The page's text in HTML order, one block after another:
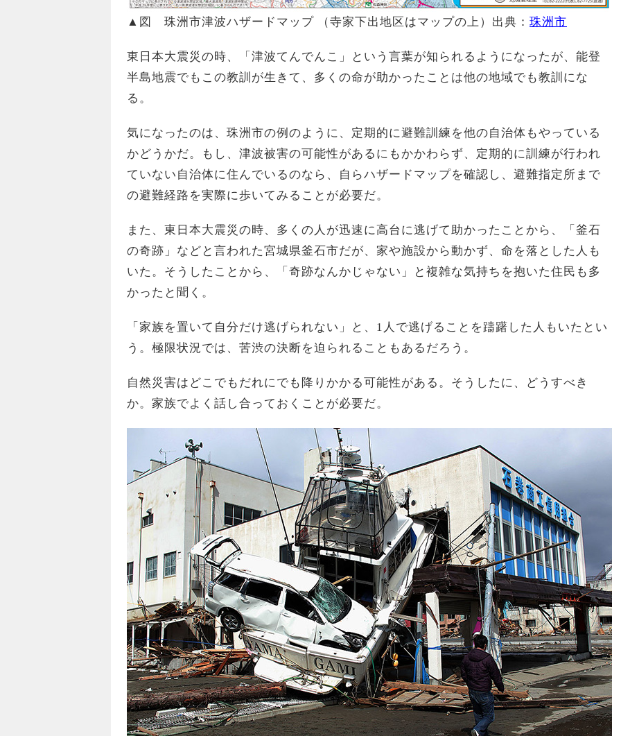
▲図 珠洲市津波ハザードマップ （寺家下出地区はマップの上）出典： 珠洲市
東日本大震災の時、「津波てんでんこ」という言葉が知られるようになったが、能登
半島地震でもこの教訓が生きて、多くの命が助かったことは他の地域でも教訓にな
る。
気になったのは、珠洲市の例のように、定期的に避難訓練を他の自治体もやっている
かどうかだ。もし、津波被害の可能性があるにもかかわらず、定期的に訓練が行われ
ていない自治体に住んでいるのなら、自らハザードマップを確認し、避難指定所まで
の避難経路を実際に歩いてみることが必要だ。
また、東日本大震災の時、多くの人が迅速に高台に逃げて助かったことから、「釜石
の奇跡」などと言われた宮城県釜石市だが、家や施設から動かず、命を落とした人も
いた。そうしたことから、「奇跡なんかじゃない」と複雑な気持ちを抱いた住民も多
かったと聞く。
「家族を置いて自分だけ逃げられない」と、1人で逃げることを躊躇した人もいたとい
う。極限状況では、苦渋の決断を迫られることもあるだろう。
自然災害はどこでもだれにでも降りかかる可能性がある。そうしたに、どうすべき
か。家族でよく話し合っておくことが必要だ。